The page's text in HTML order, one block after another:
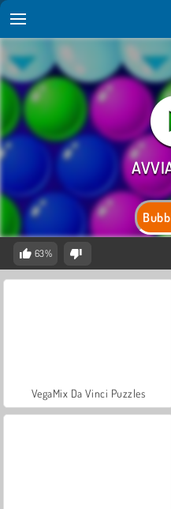
63%
VegaMix Da Vinci Puzzles